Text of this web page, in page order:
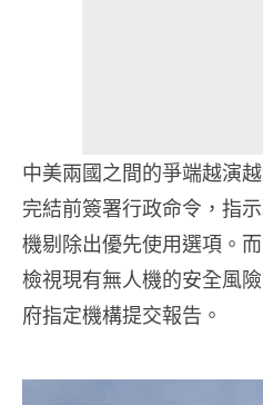
中美兩國之間的爭端越演
完結前簽署行政命令，指
機剔除出優先使用選項。
檢視現有無人機的安全風
府指定機構提交報告。